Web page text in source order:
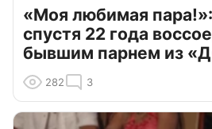
«Моя любимая
спустя 22 года
бывшим парнем из
282 3